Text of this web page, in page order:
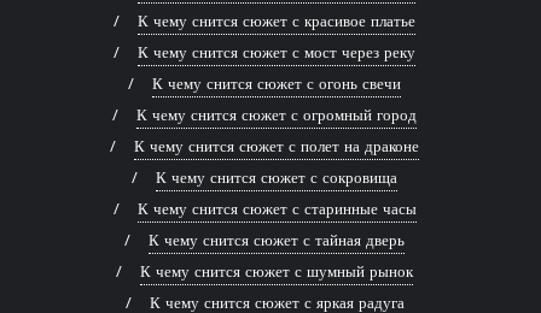
К чему снится сюжет с красивое платье
К чему снится сюжет с мост через реку
К чему снится сюжет с огонь свечи
К чему снится сюжет с огромный город
К чему снится сюжет с полет на драконе
К чему снится сюжет с сокровища
К чему снится сюжет с старинные часы
К чему снится сюжет с тайная дверь
К чему снится сюжет с шумный рынок
К чему снится сюжет с яркая радуга